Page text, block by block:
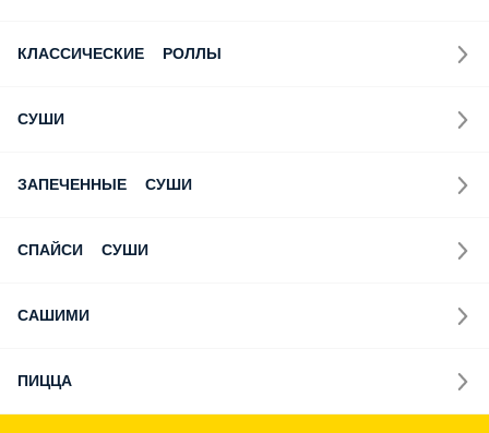
КЛАССИЧЕСКИЕ РОЛЛЫ
СУШИ
ЗАПЕЧЕННЫЕ СУШИ
СПАЙСИ СУШИ
САШИМИ
ПИЦЦА